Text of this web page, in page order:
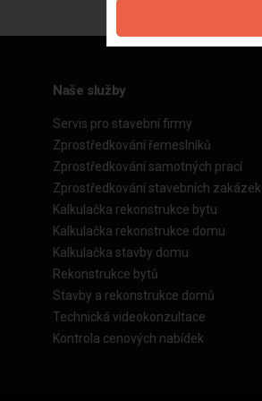
Naše služby
Servis pro stavební firmy
Zprostředkování řemeslníků
Zprostředkování samotných prací
Zprostředkování stavebních zakázek
Kalkulačka rekonstrukce bytu
Kalkulačka rekonstrukce domu
Kalkulačka stavby domu
Rekonstrukce bytů
Stavby a rekonstrukce domů
Technická videokonzultace
Kontrola cenových nabídek